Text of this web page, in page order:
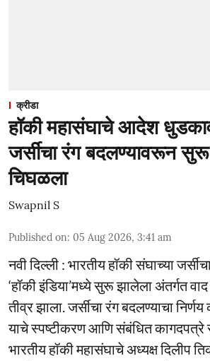
क्रीडा
हॉकी महासंघाचे आदेश
जर्सीचा रंग बदलण्यावरून
चिघळला
Swapnil S
Published on: 05 Aug 2026, 3:41 am
नवी दिल्ली : भारतीय हॉकी संघाच्या
‘हॉकी इंडिया’मध्ये सुरू झालेला अंतर्गत
तीव्र झाला. जर्सीचा रंग बदलण्याचा
याचे स्पष्टीकरण आणि संबंधित कागदपत्रे
भारतीय हॉकी महासंघाचे अध्यक्ष दिलीप